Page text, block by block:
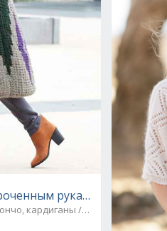
рукавом и
кардиганы / Кофты, болеро,